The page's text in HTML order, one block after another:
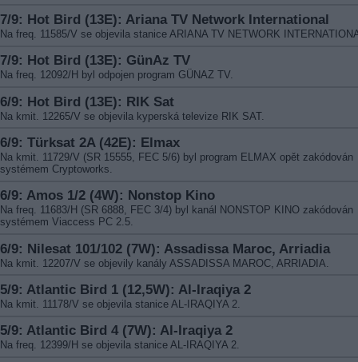
7/9: Hot Bird (13E): Ariana TV Network International
Na freq. 11585/V se objevila stanice ARIANA TV NETWORK
7/9: Hot Bird (13E): GünAz TV
Na freq. 12092/H byl odpojen program GÜNAZ TV.
6/9: Hot Bird (13E): RIK Sat
Na kmit. 12265/V se objevila kyperská televize RIK SAT.
6/9: Türksat 2A (42E): Elmax
Na kmit. 11729/V (SR 15555, FEC 5/6) byl program ELMAX opět zakódován
systémem Cryptoworks.
6/9: Amos 1/2 (4W): Nonstop Kino
Na freq. 11683/H (SR 6888, FEC 3/4) byl kanál NONSTOP KINO zakódován
systémem Viaccess PC 2.5.
6/9: Nilesat 101/102 (7W): Assadissa Maroc, Arriadia
Na kmit. 12207/V se objevily kanály ASSADISSA MAROC, ARRIADIA.
5/9: Atlantic Bird 1 (12,5W): Al-Iraqiya 2
Na kmit. 11178/V se objevila stanice AL-IRAQIYA 2.
5/9: Atlantic Bird 4 (7W): Al-Iraqiya 2
Na freq. 12399/H se objevila stanice AL-IRAQIYA 2.